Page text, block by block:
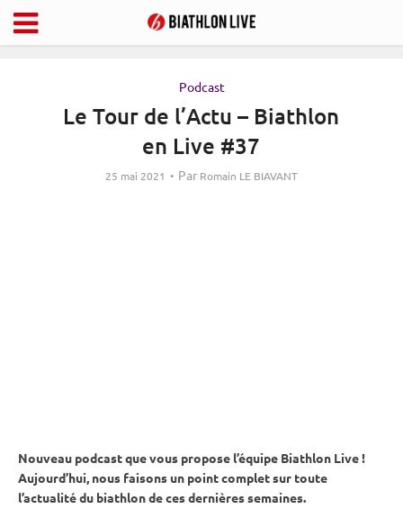
Podcast
Le Tour de l’Actu – Biathlon
en Live #37
25 mai 2021 Par Romain LE BIAVANT
Nouveau podcast que vous propose l’équipe Biathlon Live !
Aujourd’hui, nous faisons un point complet sur toute
l’actualité du biathlon de ces dernières semaines.